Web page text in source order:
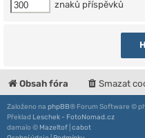
znaků příspěvků
Obsah fóra Smazat
Založeno na phpBB® Forum Software ©
Překlad Leschek - FotoNomad.cz
damaïo © Mazeltof cabot